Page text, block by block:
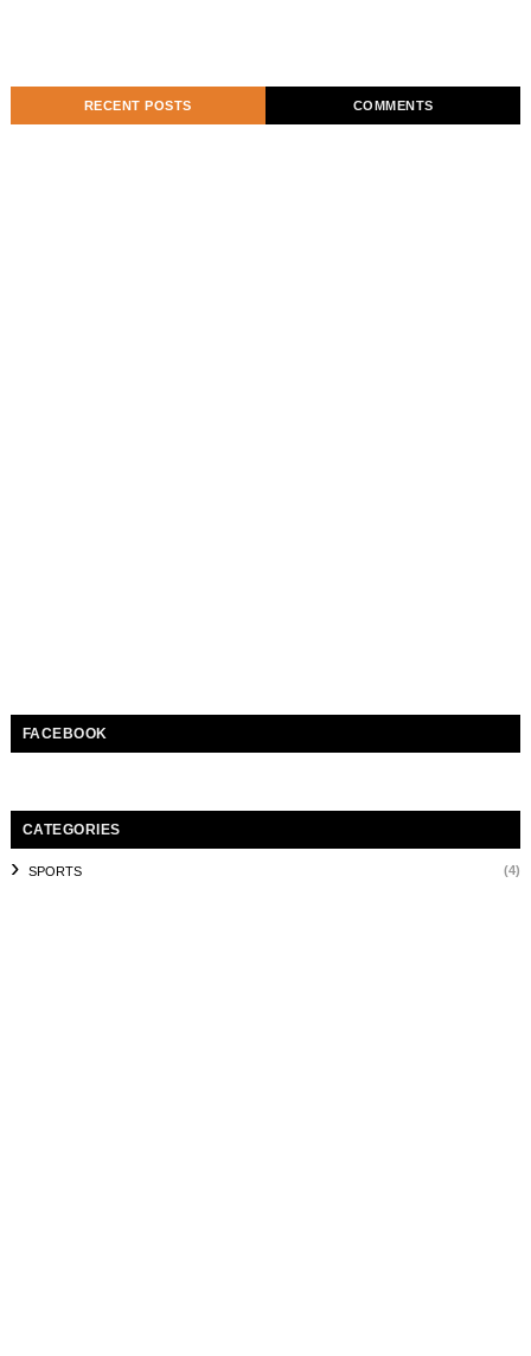
RECENT POSTS COMMENTS
FACEBOOK
CATEGORIES
SPORTS (4)